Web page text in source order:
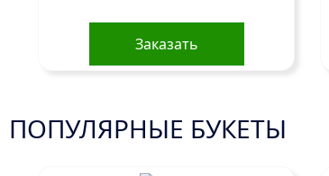
Заказать
ПОПУЛЯРНЫЕ БУКЕТЫ